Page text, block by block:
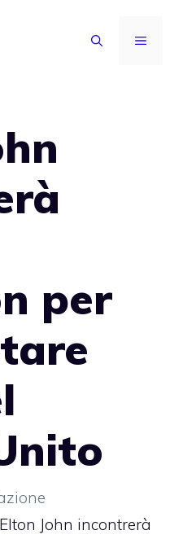
MENU
per
Elton John incontrerà